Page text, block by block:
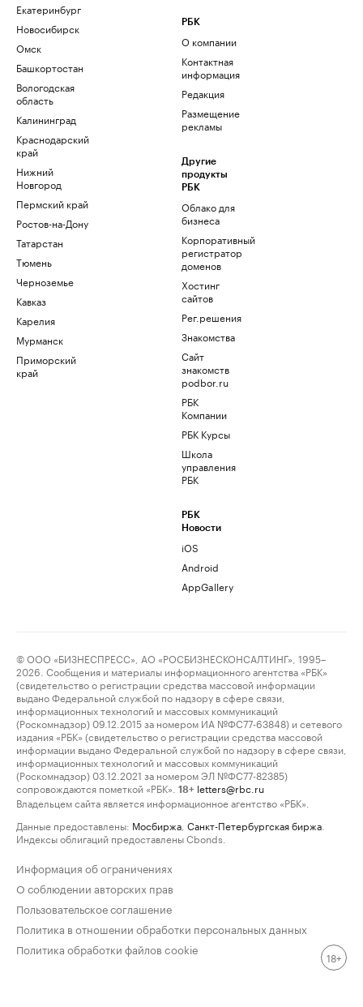
Екатеринбург
Новосибирск
Омск
Башкортостан
Вологодская
область
Калининград
Краснодарский
край
Нижний
Новгород
Пермский край
Ростов-на-Дону
Татарстан
Тюмень
Черноземье
Кавказ
Карелия
Мурманск
Приморский
край
РБК
О компании
Контактная
информация
Редакция
Размещение
рекламы
Другие
продукты
РБК
Облако для
бизнеса
Корпоративный
регистратор
доменов
Хостинг
сайтов
Рег.решения
Знакомства
Сайт
знакомств
podbor.ru
РБК
Компании
РБК Курсы
Школа
управления
РБК
РБК
Новости
iOS
Android
AppGallery
© ООО «БИЗНЕСПРЕСС», АО «РОСБИЗНЕСКОНСАЛТИНГ», 1995–
2026. Сообщения и материалы информационного агентства «РБК»
(свидетельство о регистрации средства массовой информации
выдано Федеральной службой по надзору в сфере связи,
информационных технологий и массовых коммуникаций
(Роскомнадзор) 09.12.2015 за номером ИА №ФС77-63848) и сетевого
издания «РБК» (свидетельство о регистрации средства массовой
информации выдано Федеральной службой по надзору в сфере связи,
информационных технологий и массовых коммуникаций
(Роскомнадзор) 03.12.2021 за номером ЭЛ №ФС77-82385)
сопровождаются пометкой «РБК».
18+ letters@rbc.ru
Владельцем сайта является информационное агентство «РБК».
Данные предоставлены: Мосбиржа Санкт-Петербургская биржа
Индексы облигаций предоставлены Cbonds.
Информация об ограничениях
О соблюдении авторских прав
Пользовательское соглашение
Политика в отношении обработки персональных данных
Политика обработки файлов cookie
18+